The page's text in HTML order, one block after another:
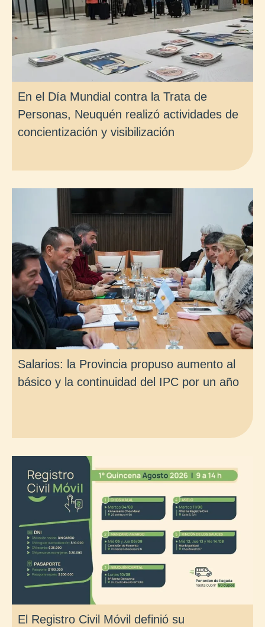
En el Día Mundial contra la Trata de
Personas, Neuquén realizó actividades de
concientización y visibilización
Salarios: la Provincia propuso aumento al
básico y la continuidad del IPC por un año
El Registro Civil Móvil definió su